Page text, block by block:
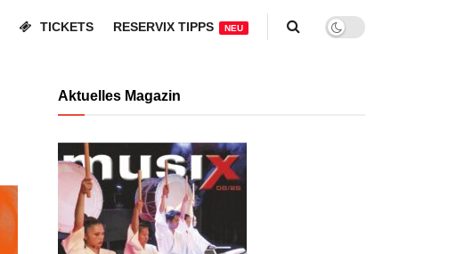
TICKETS RESERVIX TIPPS NEU
Aktuelles Magazin